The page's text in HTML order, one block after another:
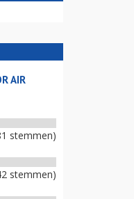
AIR
stemmen)
stemmen)